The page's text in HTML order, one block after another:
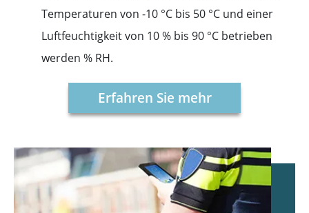
Temperaturen von -10 °C bis 50 °C und einer
Luftfeuchtigkeit von 10 % bis 90 °C betrieben
werden % RH.
Erfahren Sie mehr